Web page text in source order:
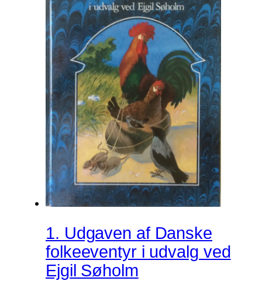
1. Udgaven af Danske
folkeeventyr i udvalg ved
Ejgil Søholm